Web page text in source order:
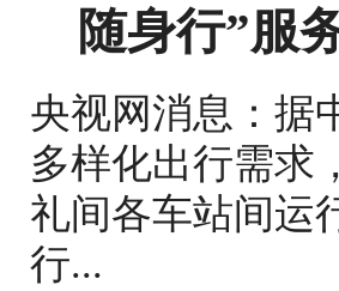
随身行”服
央视网消息：据
多样化出行需求
礼间各车站间运
行...